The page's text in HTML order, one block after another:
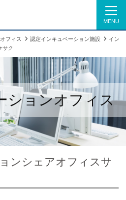
MENU
フィス 認定インキュベーション施設
イン
サク
ションオフィス
ンシェアオフィスサ